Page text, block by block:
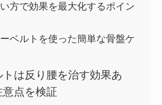
方で効果を最大化するポイン
ベルトを使った簡単な骨盤ケ
は反り腰を治す効果あ
意点を検証